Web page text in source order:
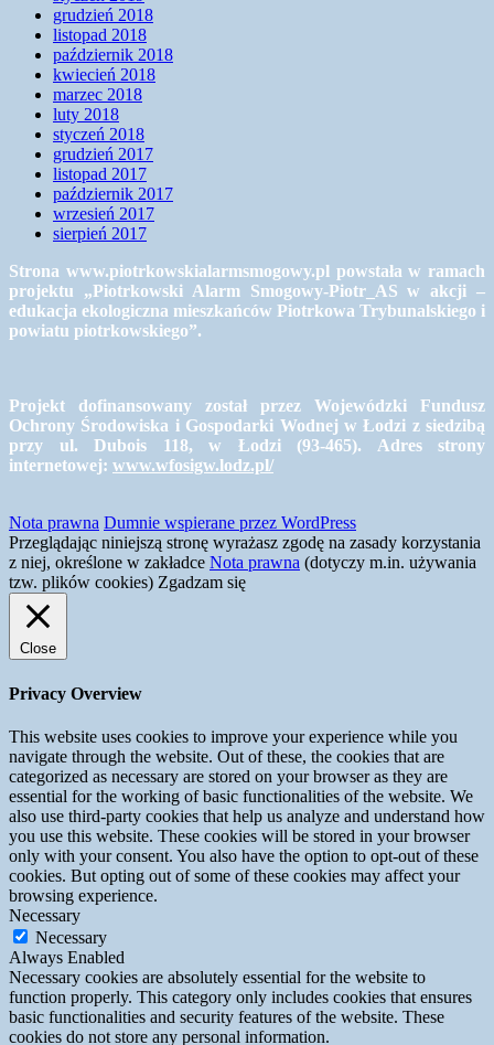
grudzień 2018
listopad 2018
październik 2018
kwiecień 2018
marzec 2018
luty 2018
styczeń 2018
grudzień 2017
listopad 2017
październik 2017
wrzesień 2017
sierpień 2017
Strona www.piotrkowskialarmsmogowy.pl powstała w ramach
projektu „Piotrkowski Alarm Smogowy-Piotr_AS w akcji –
edukacja ekologiczna mieszkańców Piotrkowa Trybunalskiego i
powiatu piotrkowskiego”.
Projekt dofinansowany został przez Wojewódzki Fundusz
Ochrony Środowiska i Gospodarki Wodnej w Łodzi z siedzibą
przy ul. Dubois 118, w Łodzi (93-465). Adres strony
internetowej: www.wfosigw.lodz.pl/
Nota prawna Dumnie wspierane przez WordPress
Przeglądając niniejszą stronę wyrażasz zgodę na zasady korzystania
z niej, określone w zakładce Nota prawna (dotyczy m.in. używania
tzw. plików cookies) Zgadzam się
Close
Privacy Overview
This website uses cookies to improve your experience while you
navigate through the website. Out of these, the cookies that are
categorized as necessary are stored on your browser as they are
essential for the working of basic functionalities of the website. We
also use third-party cookies that help us analyze and understand how
you use this website. These cookies will be stored in your browser
only with your consent. You also have the option to opt-out of these
cookies. But opting out of some of these cookies may affect your
browsing experience.
Necessary
Necessary
Always Enabled
Necessary cookies are absolutely essential for the website to
function properly. This category only includes cookies that ensures
basic functionalities and security features of the website. These
cookies do not store any personal information.